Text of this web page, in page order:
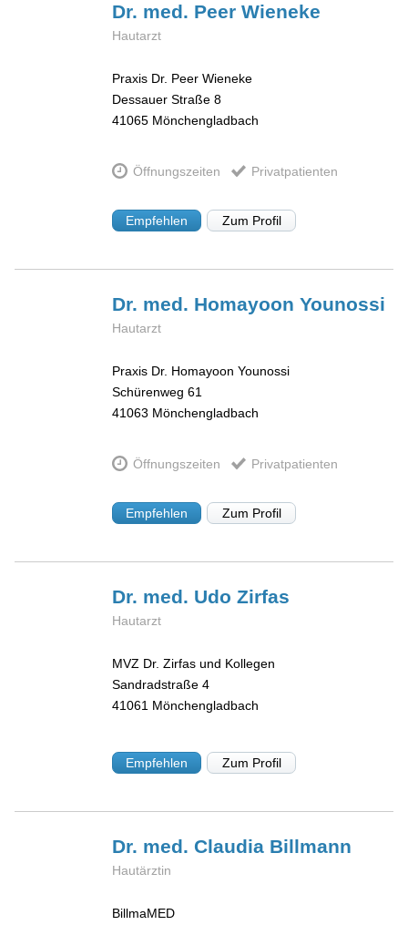
Dr. med. PeerWieneke
Hautarzt
Praxis Dr. Peer Wieneke
Dessauer Straße 8
41065 Mönchengladbach
Öffnungszeiten Privatpatienten
Empfehlen Zum Profil
Dr. med. HomayoonYounossi
Hautarzt
Praxis Dr. Homayoon Younossi
Schürenweg 61
41063 Mönchengladbach
Öffnungszeiten Privatpatienten
Empfehlen Zum Profil
Dr. med. UdoZirfas
Hautarzt
MVZ Dr. Zirfas und Kollegen
Sandradstraße 4
41061 Mönchengladbach
Empfehlen Zum Profil
Dr. med. Claudia Billmann
Hautärztin
BillmaMED